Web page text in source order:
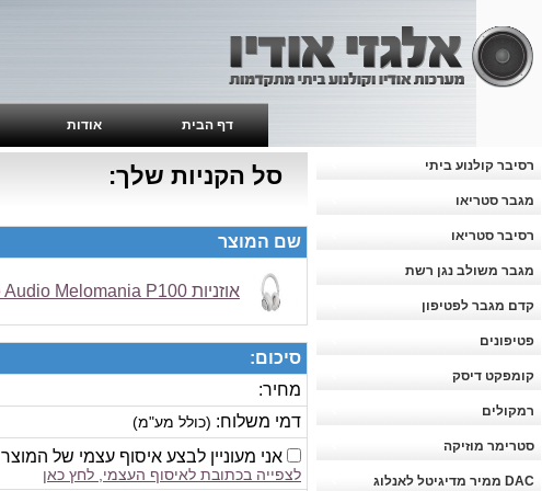
דף הבית אודות
רסיבר קולנוע ביתי
מגבר סטריאו
רסיבר סטריאו
מגבר משולב נגן רשת
קדם מגבר לפטיפון
פטיפונים
קומפקט דיסק
רמקולים
סטרימר מוזיקה
DAC ממיר מדיגיטל לאנלוג
סל הקניות שלך:
שם המוצר
אוזניות Cambridge Audio Melomania P100
סיכום:
מחיר:
דמי משלוח: (כולל מע"מ)
אני מעוניין לבצע איסוף עצמי של המוצר
לצפייה בכתובת לאיסוף העצמי, לחץ כאן